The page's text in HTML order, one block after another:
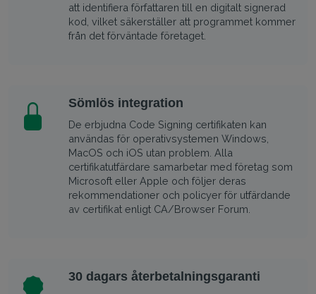
att identifiera författaren till en digitalt signerad
kod, vilket säkerställer att programmet kommer
från det förväntade företaget.
Sömlös integration
De erbjudna Code Signing certifikaten kan
användas för operativsystemen Windows,
MacOS och iOS utan problem. Alla
certifikatutfärdare samarbetar med företag som
Microsoft eller Apple och följer deras
rekommendationer och policyer för utfärdande
av certifikat enligt CA/Browser Forum.
30 dagars återbetalningsgaranti